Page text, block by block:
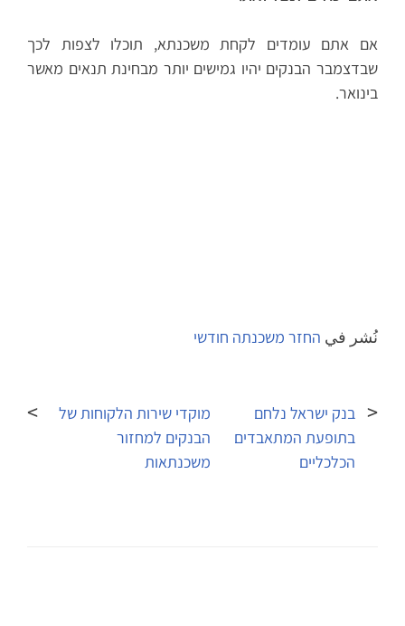
אם אתם עומדים לקחת משכנתא, תוכלו לצפות לכך
שבדצמבר הבנקים יהיו גמישים יותר מבחינת תנאים מאשר
בינואר.
نُشر في החזר משכנתה חודשי
المقالات
בנק ישראל נלחם
בתופעת המתאבדים
הכלכליים
מוקדי שירות הלקוחות של
הבנקים למחזור
משכנתאות